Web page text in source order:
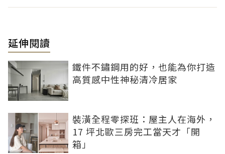
延伸閱讀
鐵件不鏽鋼用的好，也能為你打造
高質感中性神秘清冷居家
裝潢全程零探班：屋主人在海外，
17 坪北歐三房完工當天才「開
箱」